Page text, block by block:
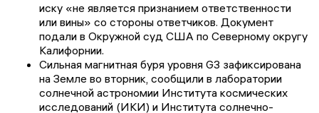
иску «не является признанием ответственности
или вины» со стороны ответчиков. Документ
подали в Окружной суд США по Северному округу
Калифорнии.
Сильная магнитная буря уровня G3 зафиксирована
на Земле во вторник, сообщили в лаборатории
солнечной астрономии Института космических
исследований (ИКИ) и Института солнечно-